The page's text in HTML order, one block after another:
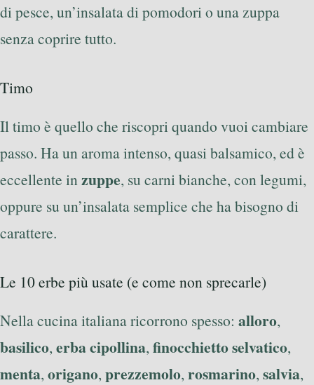
di pesce, un’insalata di pomodori o una zuppa
senza coprire tutto.
Timo
Il timo è quello che riscopri quando vuoi cambiare
passo. Ha un aroma intenso, quasi balsamico, ed è
eccellente in zuppe, su carni bianche, con legumi,
oppure su un’insalata semplice che ha bisogno di
carattere.
Le 10 erbe più usate (e come non sprecarle)
Nella cucina italiana ricorrono spesso: alloro,
basilico, erba cipollina, finocchietto selvatico,
menta, origano, prezzemolo, rosmarino, salvia,